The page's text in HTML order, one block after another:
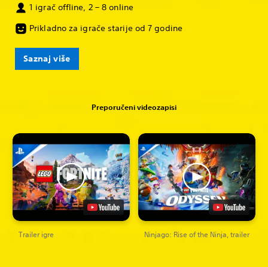
1 igrač offline, 2 – 8 online
Prikladno za igrače starije od 7 godine
Saznaj više
Preporučeni videozapisi
Trailer igre Ninjago: Rise of the Ninja, trailer